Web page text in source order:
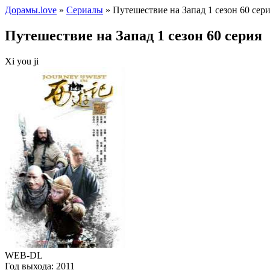
Дорамы.love » Сериалы » Путешествие на Запад 1 сезон 60
Путешествие на Запад 1 сезон 60 серия
Xi you ji
WEB-DL
Год выхода: 2011